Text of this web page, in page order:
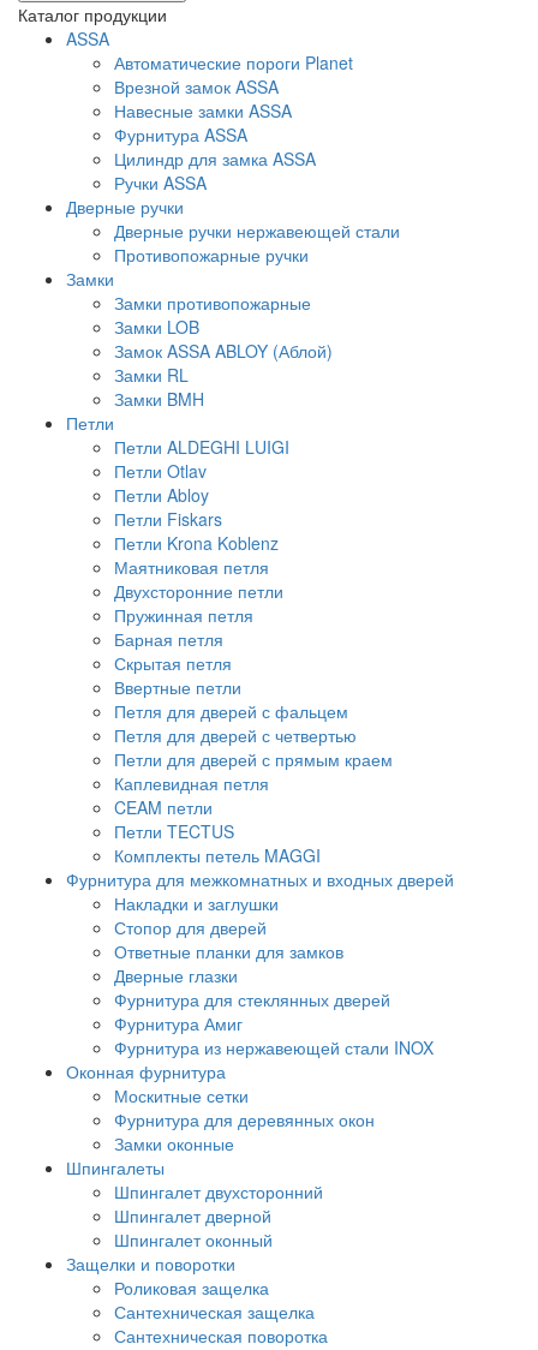
Каталог продукции
ASSA
Автоматические пороги Planet
Врезной замок ASSA
Навесные замки ASSA
Фурнитура ASSA
Цилиндр для замка ASSA
Ручки ASSA
Дверные ручки
Дверные ручки нержавеющей стали
Противопожарные ручки
Замки
Замки противопожарные
Замки LOB
Замок ASSA ABLOY (Аблой)
Замки RL
Замки BMH
Петли
Петли ALDEGHI LUIGI
Петли Otlav
Петли Abloy
Петли Fiskars
Петли Krona Koblenz
Маятниковая петля
Двухсторонние петли
Пружинная петля
Барная петля
Скрытая петля
Ввертные петли
Петля для дверей с фальцем
Петля для дверей с четвертью
Петли для дверей с прямым краем
Каплевидная петля
CEAM петли
Петли TECTUS
Комплекты петель MAGGI
Фурнитура для межкомнатных и входных дверей
Накладки и заглушки
Стопор для дверей
Ответные планки для замков
Дверные глазки
Фурнитура для стеклянных дверей
Фурнитура Амиг
Фурнитура из нержавеющей стали INOX
Оконная фурнитура
Москитные сетки
Фурнитура для деревянных окон
Замки оконные
Шпингалеты
Шпингалет двухсторонний
Шпингалет дверной
Шпингалет оконный
Защелки и поворотки
Роликовая защелка
Сантехническая защелка
Сантехническая поворотка